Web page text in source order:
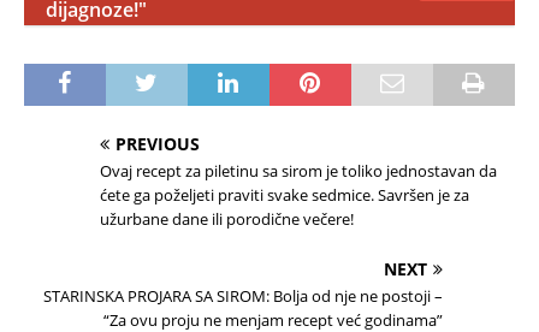
dijagnoze!"
PREVIOUS
Ovaj recept za piletinu sa sirom je toliko jednostavan da
ćete ga poželjeti praviti svake sedmice. Savršen je za
užurbane dane ili porodične večere!
NEXT
STARINSKA PROJARA SA SIROM: Bolja od nje ne postoji –
“Za ovu proju ne menjam recept već godinama”